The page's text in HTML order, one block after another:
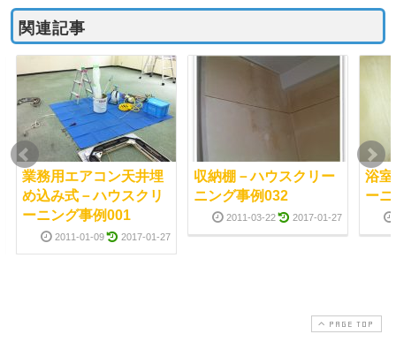
関連記事
業務用エアコン天井埋
め込み式－ハウスクリ
ーニング事例001
2011-01-09 2017-01-27
収納棚－ハウスクリー
ニング事例032
2011-03-22 2017-01-27
浴
ー
PAGE TOP